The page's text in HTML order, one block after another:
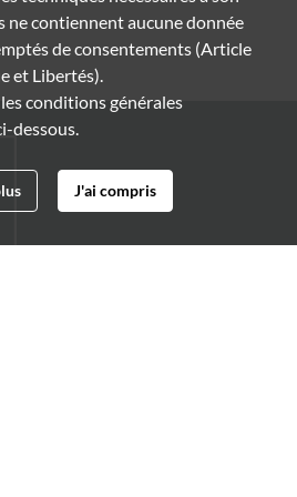
ne contiennent aucune donnée
de consentements (Article
et Libertés).
conditions générales
dessous.
J'ai compris